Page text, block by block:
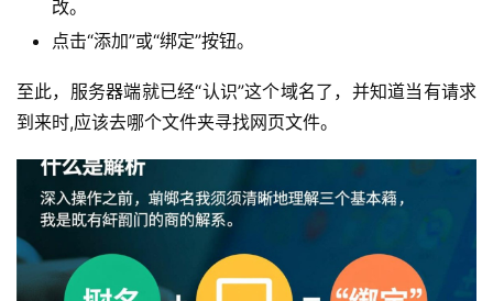
首
页
与
服
务
改。
点击“添加”或“绑定”按钮。
至此，服务器端就已经“认识”这个域名了，并知道当有请求
到来时,应该去哪个文件夹寻找网页文件。